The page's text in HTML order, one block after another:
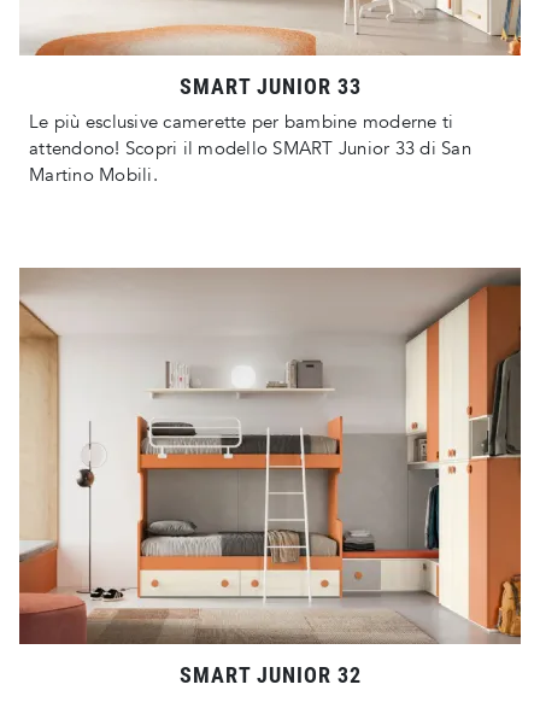
SMART JUNIOR 33
Le più esclusive camerette per bambine moderne ti
attendono! Scopri il modello SMART Junior 33 di San
Martino Mobili.
SMART JUNIOR 32